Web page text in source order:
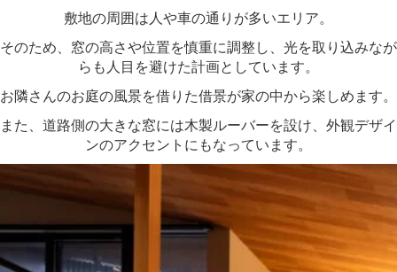
敷地の周囲は人や車の通りが多いエリア。
そのため、窓の高さや位置を慎重に調整し、光を取り込みなが
らも人目を避けた計画としています。
お隣さんのお庭の風景を借りた借景が家の中から楽しめます。
また、道路側の大きな窓には木製ルーバーを設け、外観デザイ
ンのアクセントにもなっています。